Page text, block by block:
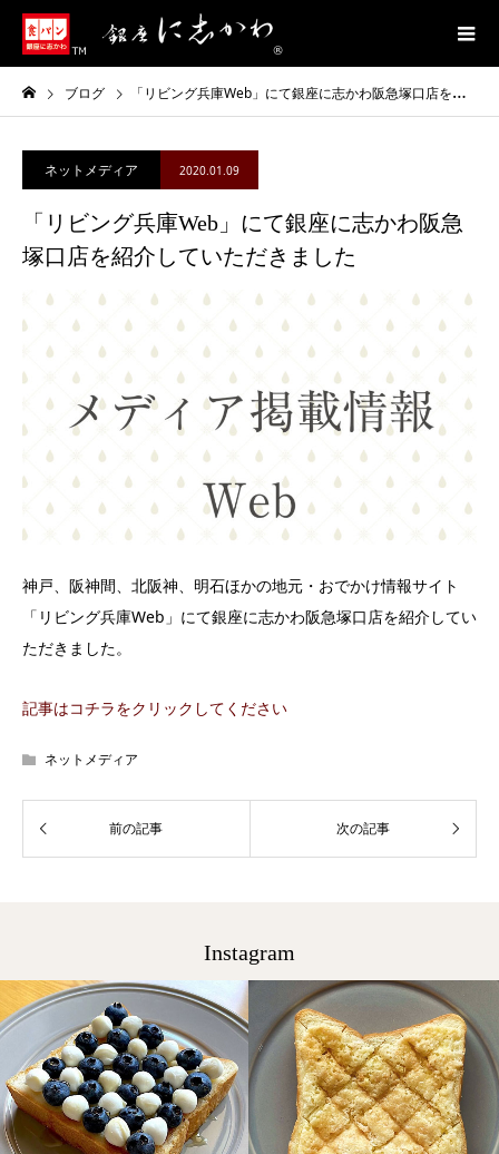
ブログ 「リビング兵庫Web」にて銀座に志かわ阪急塚口店を紹介していただきました
ネットメディア 2020.01.09
「リビング兵庫Web」にて銀座に志かわ阪急
塚口店を紹介していただきました
神戸、阪神間、北阪神、明石ほかの地元・おでかけ情報サイト
「リビング兵庫Web」にて銀座に志かわ阪急塚口店を紹介してい
ただきました。
記事はコチラをクリックしてください
ネットメディア
Instagram